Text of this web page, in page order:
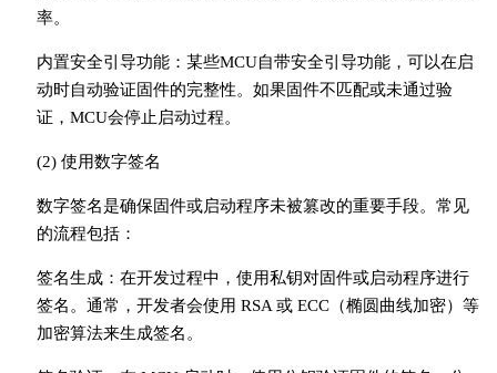
率。
内置安全引导功能：某些MCU自带安全引导功能，可以在启
动时自动验证固件的完整性。如果固件不匹配或未通过验
证，MCU会停止启动过程。
(2) 使用数字签名
数字签名是确保固件或启动程序未被篡改的重要手段。常见
的流程包括：
签名生成：在开发过程中，使用私钥对固件或启动程序进行
签名。通常，开发者会使用 RSA 或 ECC（椭圆曲线加密）等
加密算法来生成签名。